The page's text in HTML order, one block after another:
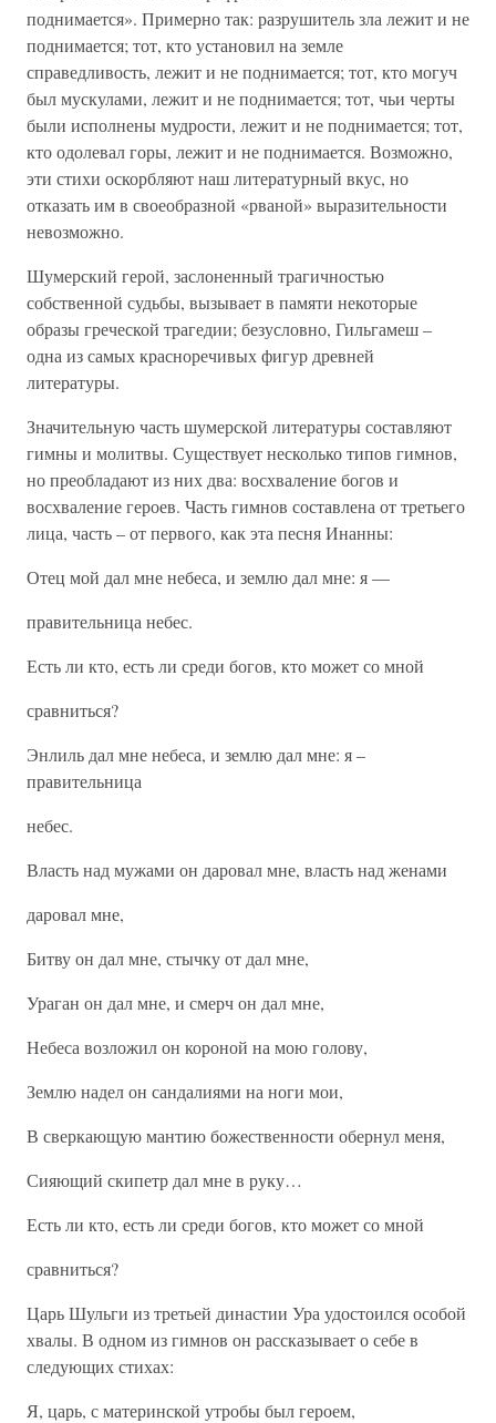
поднимается». Примерно так: разрушитель зла лежит и не
поднимается; тот, кто установил на земле
справедливость, лежит и не поднимается; тот, кто могуч
был мускулами, лежит и не поднимается; тот, чьи черты
были исполнены мудрости, лежит и не поднимается; тот,
кто одолевал горы, лежит и не поднимается. Возможно,
эти стихи оскорбляют наш литературный вкус, но
отказать им в своеобразной «рваной» выразительности
невозможно.
Шумерский герой, заслоненный трагичностью
собственной судьбы, вызывает в памяти некоторые
образы греческой трагедии; безусловно, Гильгамеш –
одна из самых красноречивых фигур древней
литературы.
Значительную часть шумерской литературы составляют
гимны и молитвы. Существует несколько типов гимнов,
но преобладают из них два: восхваление богов и
восхваление героев. Часть гимнов составлена от третьего
лица, часть – от первого, как эта песня Инанны:
Отец мой дал мне небеса, и землю дал мне: я —
правительница небес.
Есть ли кто, есть ли среди богов, кто может со мной
сравниться?
Энлиль дал мне небеса, и землю дал мне: я –
правительница
небес.
Власть над мужами он даровал мне, власть над женами
даровал мне,
Битву он дал мне, стычку от дал мне,
Ураган он дал мне, и смерч он дал мне,
Небеса возложил он короной на мою голову,
Землю надел он сандалиями на ноги мои,
В сверкающую мантию божественности обернул меня,
Сияющий скипетр дал мне в руку…
Есть ли кто, есть ли среди богов, кто может со мной
сравниться?
Царь Шульги из третьей династии Ура удостоился особой
хвалы. В одном из гимнов он рассказывает о себе в
следующих стихах:
Я, царь, с материнской утробы был героем,